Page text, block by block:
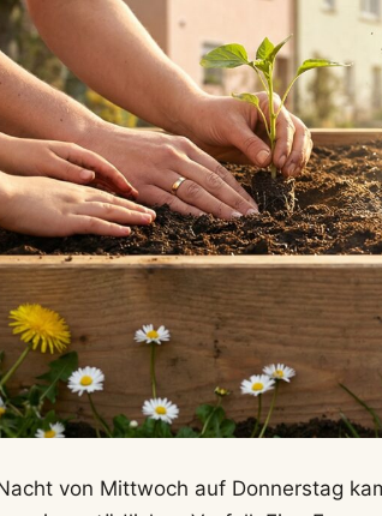
von Mittwoch auf Donnerstag